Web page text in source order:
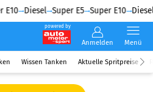
E10 Diesel Super E5 Super E10 Diesel
powered by
Anmelden Menü
Wissen Tanken Aktuelle Spritpreise